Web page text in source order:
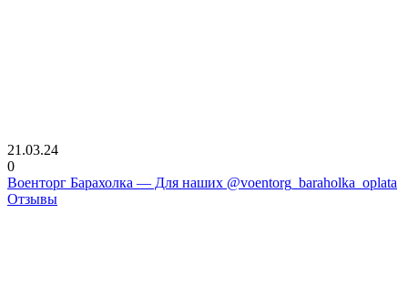
21.03.24
0
Военторг Барахолка — Для наших @voentorg_baraholka_oplata
Отзывы